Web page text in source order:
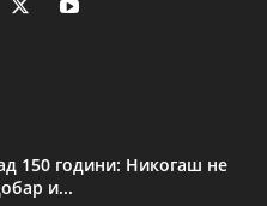
150 години: Никогаш не
и...